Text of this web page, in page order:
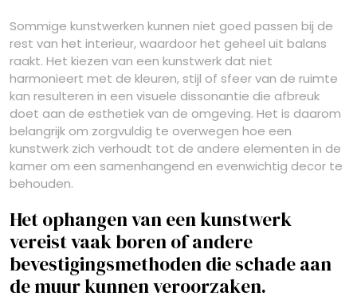
Sommige kunstwerken kunnen niet goed passen bij de
rest van het interieur, waardoor het geheel uit balans
raakt. Het kiezen van een kunstwerk dat niet
harmonieert met de kleuren, stijl of sfeer van de ruimte
kan resulteren in een visuele dissonantie die afbreuk
doet aan de esthetiek van de omgeving. Het is daarom
belangrijk om zorgvuldig te overwegen hoe een
kunstwerk zich verhoudt tot de andere elementen in de
kamer om een samenhangend en evenwichtig decor te
behouden.
Het ophangen van een kunstwerk
vereist vaak boren of andere
bevestigingsmethoden die schade aan
de muur kunnen veroorzaken.